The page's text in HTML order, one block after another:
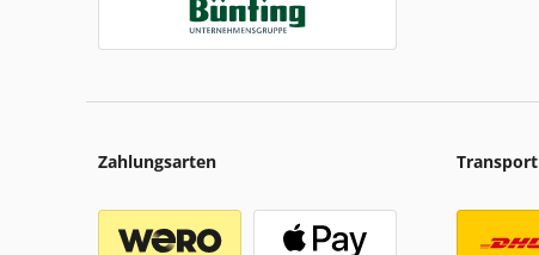
Zahlungsarten Transport